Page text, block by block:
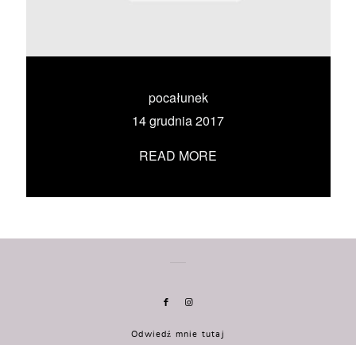
pocałunek
14 grudnia 2017
READ MORE
UMÓW SIĘ ZE MNĄ →
Odwiedź mnie tutaj